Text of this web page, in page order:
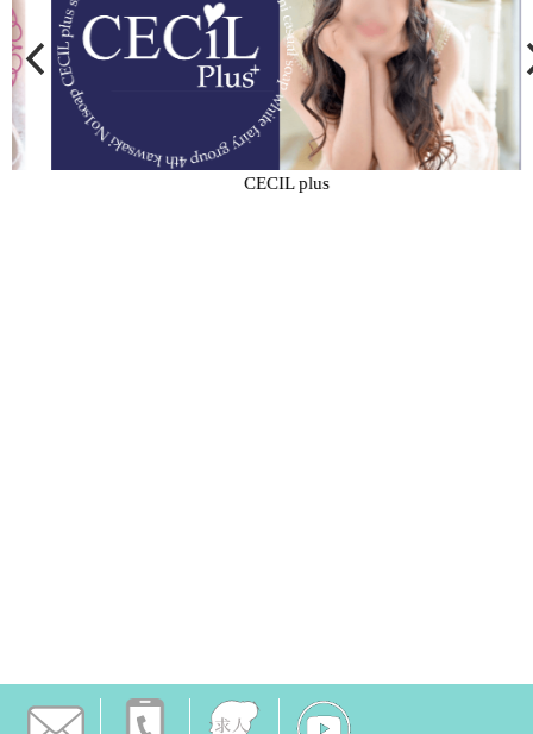
CECIL plus